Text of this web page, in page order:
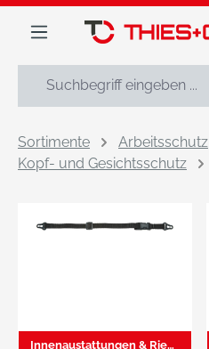
springen
Sortimente
Arbeitsschutz
Kopf- und Gesichtsschutz
Innenaustattungen & Riemen